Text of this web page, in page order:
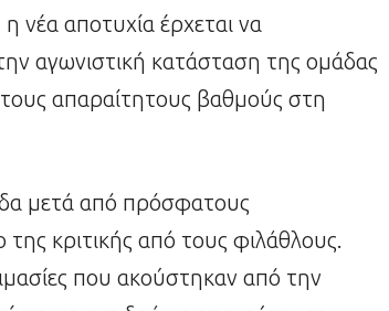
νέα αποτυχία έρχεται να
αγωνιστική κατάσταση της ομάδας
απαραίτητους βαθμούς στη
μετά από πρόσφατους
κριτικής από τους φιλάθλους.
που ακούστηκαν από την